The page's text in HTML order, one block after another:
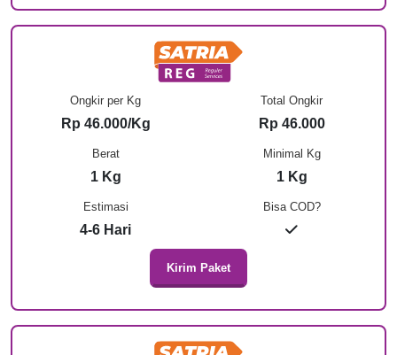
Bisa COD?
Ongkir per Kg
Rp 46.000/Kg
Total Ongkir
Rp 46.000
Berat
1 Kg
Minimal Kg
1 Kg
Estimasi
4-6 Hari
Kirim Paket